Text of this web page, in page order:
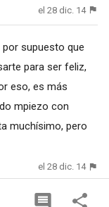
el 28 dic. 14
por supuesto que
para ser feliz,
eso, es más
mpiezo con
muchísimo, pero
el 28 dic. 14